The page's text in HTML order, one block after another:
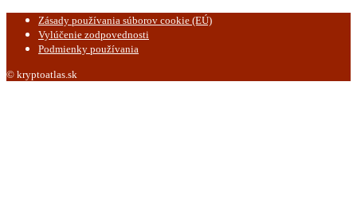
Zásady používania súborov cookie (EÚ)
Vylúčenie zodpovednosti
Podmienky používania
© kryptoatlas.sk